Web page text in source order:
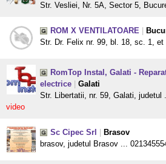
Str. Vesliei, Nr. 5A, Sector 5,
ROM X VENTILATOARE
Str. Dr. Felix nr. 99, bl. 18, sc. 1,
RomTop Instal, Galati -
electrice
Galati
Str. Libertatii, nr. 59, Galati, judetul
video
Sc Cipec Srl
Brasov
brasov, judetul Brasov ...